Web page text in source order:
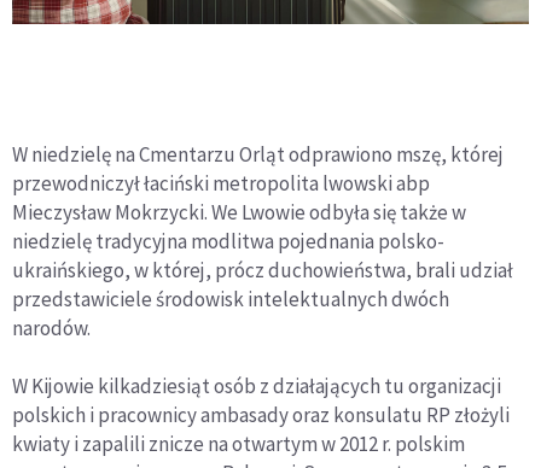
W niedzielę na Cmentarzu Orląt odprawiono mszę, której
przewodniczył łaciński metropolita lwowski abp
Mieczysław Mokrzycki. We Lwowie odbyła się także w
niedzielę tradycyjna modlitwa pojednania polsko-
ukraińskiego, w której, prócz duchowieństwa, brali udział
przedstawiciele środowisk intelektualnych dwóch
narodów.
W Kijowie kilkadziesiąt osób z działających tu organizacji
polskich i pracownicy ambasady oraz konsulatu RP złożyli
kwiaty i zapalili znicze na otwartym w 2012 r. polskim